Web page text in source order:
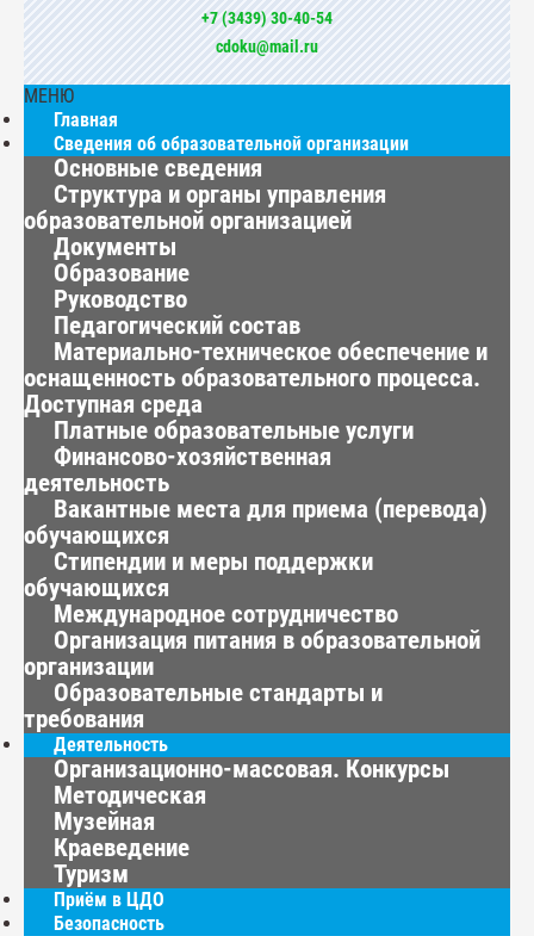
+7 (3439) 30-40-54
cdoku@mail.ru
МЕНЮ
Главная
Сведения об образовательной организации
Основные сведения
Структура и органы управления
образовательной организацией
Документы
Образование
Руководство
Педагогический состав
Материально-техническое обеспечение и
оснащенность образовательного процесса.
Доступная среда
Платные образовательные услуги
Финансово-хозяйственная
деятельность
Вакантные места для приема (перевода)
обучающихся
Стипендии и меры поддержки
обучающихся
Международное сотрудничество
Организация питания в образовательной
организации
Образовательные стандарты и
требования
Деятельность
Организационно-массовая. Конкурсы
Методическая
Музейная
Краеведение
Туризм
Приём в ЦДО
Безопасность